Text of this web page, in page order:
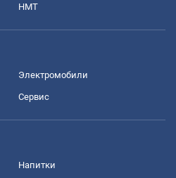
НМТ
Электромобили
Сервис
Напитки